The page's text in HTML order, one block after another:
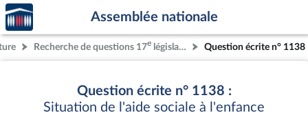
Aller au contenu
Aller en bas de la page
Accèder
à la
page
d'accueil
Assemblée nationale
Recherche de questions 17e législature Question écrite n° 1138
Question écrite n° 1138 :
Situation de l'aide sociale à l'enfance